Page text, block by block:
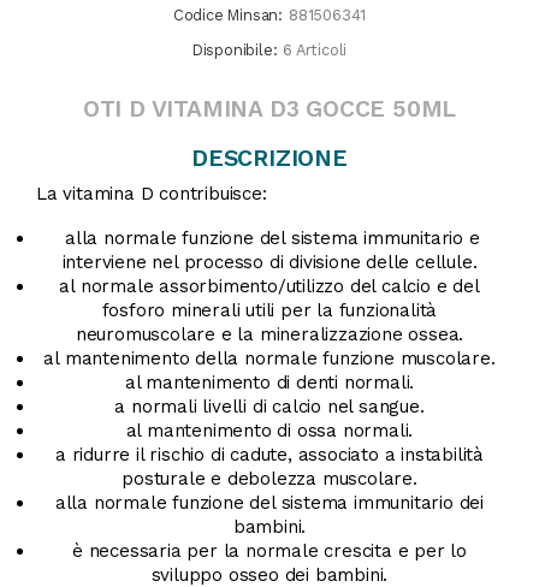
Codice Minsan: 881506341
Disponibile: 6 Articoli
OTI D VITAMINA D3 GOCCE 50ML
DESCRIZIONE
La vitamina D contribuisce:
alla normale funzione del sistema immunitario e
interviene nel processo di divisione delle cellule.
al normale assorbimento/utilizzo del calcio e del
fosforo minerali utili per la funzionalità
neuromuscolare e la mineralizzazione ossea.
al mantenimento della normale funzione muscolare.
al mantenimento di denti normali.
a normali livelli di calcio nel sangue.
al mantenimento di ossa normali.
a ridurre il rischio di cadute, associato a instabilità
posturale e debolezza muscolare.
alla normale funzione del sistema immunitario dei
bambini.
è necessaria per la normale crescita e per lo
sviluppo osseo dei bambini.